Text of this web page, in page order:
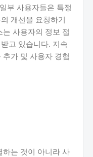
부 사용자들은 특정
개선을 요청하기
사용자의 정보 접
고 있습니다. 지속
가 및 사용자 경험
는 것이 아니라 사